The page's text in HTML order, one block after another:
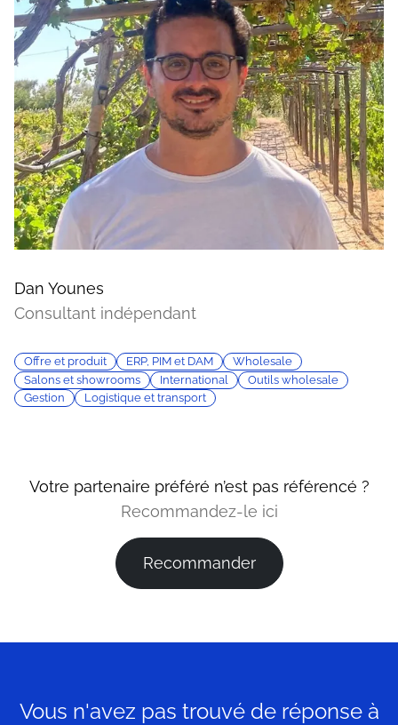
Dan Younes
Consultant indépendant
Offre et produit ERP, PIM et DAM
Wholesale
Salons et showrooms
International
Outils wholesale
Gestion
Logistique et transport
Votre partenaire préféré n’est pas référencé ?
Recommandez-le ici
Recommander
Vous n'avez pas trouvé de réponse à